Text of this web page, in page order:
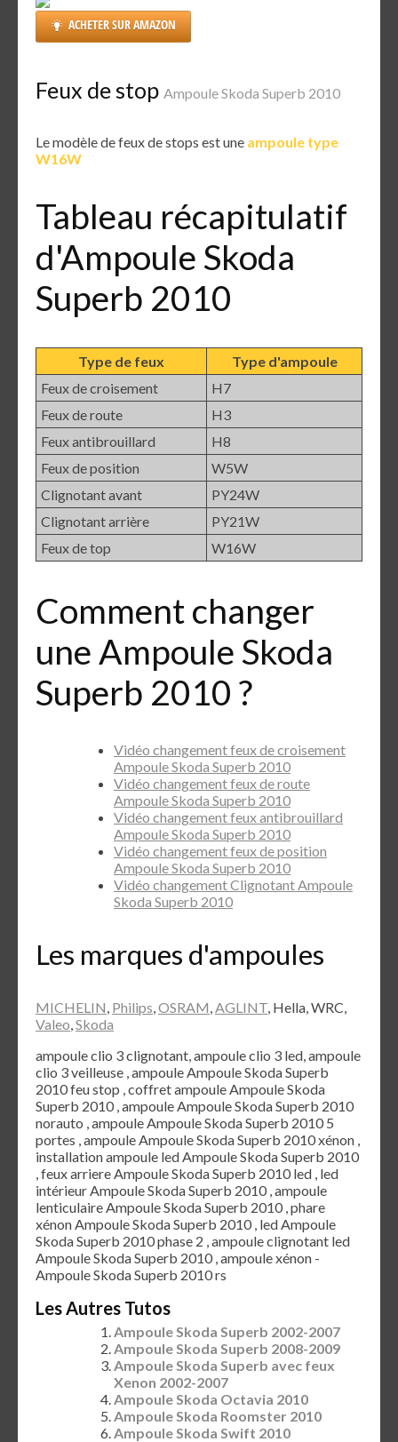
ACHETER SUR AMAZON
Feux de stop Ampoule Skoda Superb 2010
Le modèle de feux de stops est une ampoule type
W16W
Tableau récapitulatif
d'Ampoule Skoda
Superb 2010
Type de feux
Type d'ampoule
Feux de croisement
H7
Feux de route
H3
Feux antibrouillard
H8
Feux de position
W5W
Clignotant avant
PY24W
Clignotant arrière
PY21W
Feux de top
W16W
Comment changer
une Ampoule Skoda
Superb 2010 ?
Vidéo changement feux de croisement
Ampoule Skoda Superb 2010
Vidéo changement feux de route
Ampoule Skoda Superb 2010
Vidéo changement feux antibrouillard
Ampoule Skoda Superb 2010
Vidéo changement feux de position
Ampoule Skoda Superb 2010
Vidéo changement Clignotant Ampoule
Skoda Superb 2010
Les marques d'ampoules
MICHELIN, Philips,OSRAM,AGLINT, Hella, WRC,
Valeo,Skoda
ampoule clio 3 clignotant, ampoule clio 3 led, ampoule
clio 3 veilleuse , ampoule Ampoule Skoda Superb
2010 feu stop , coffret ampoule Ampoule Skoda
Superb 2010 , ampoule Ampoule Skoda Superb 2010
norauto , ampoule Ampoule Skoda Superb 2010 5
portes , ampoule Ampoule Skoda Superb 2010 xénon ,
installation ampoule led Ampoule Skoda Superb 2010
, feux arriere Ampoule Skoda Superb 2010 led , led
intérieur Ampoule Skoda Superb 2010 , ampoule
lenticulaire Ampoule Skoda Superb 2010 , phare
xénon Ampoule Skoda Superb 2010 , led Ampoule
Skoda Superb 2010 phase 2 , ampoule clignotant led
Ampoule Skoda Superb 2010 , ampoule xénon -
Ampoule Skoda Superb 2010 rs
Les Autres Tutos
Ampoule Skoda Superb 2002-2007
Ampoule Skoda Superb 2008-2009
Ampoule Skoda Superb avec feux
Xenon 2002-2007
Ampoule Skoda Octavia 2010
Ampoule Skoda Roomster 2010
Ampoule Skoda Swift 2010